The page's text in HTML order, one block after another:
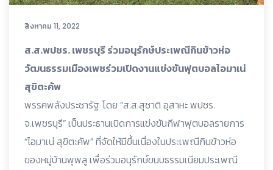
สิงหาคม 11, 2022
ส.ส.พปชร. เพชรบุรี ร่วมอนุรักษ์ประเพณีกินข้าวห่อ
วัฒนธรรมเมืองเพชร่วมเปิดงานแข่งขันฟุตบอลไอมาเน่
สุขิตะคัพ
พรรคพลังประชารัฐ โดย “ส.ส.สุชาติ อุสาหะ พปชร.
จ.เพชรบุรี” เป็นประธานเปิดการแข่งขันกีฬาฟุตบอลรายการ
“ไอมาเน่ สุขิตะคัพ” ที่จัดให้มีขึ้นเนื่องในประเพณีกินข้าวห่อ
ของหมู่บ้านพุพลู เพื่อร่วมอนุรักษ์ขนบธรรมเนียมประเพณี